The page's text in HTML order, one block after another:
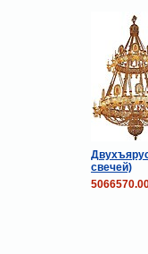
свечей)